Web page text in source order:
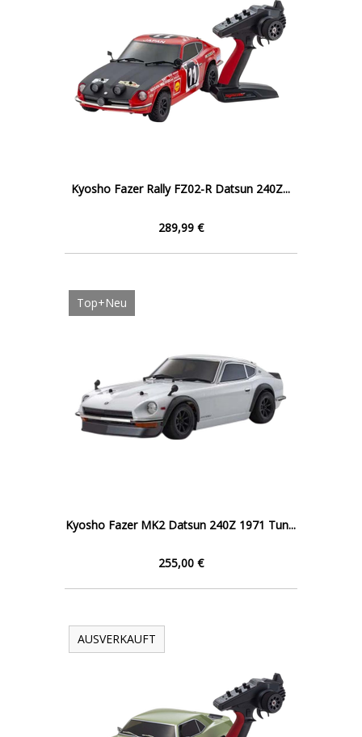
Kyosho Fazer Rally FZ02-R Datsun 240Z...
289,99 €
Top+Neu
Kyosho Fazer MK2 Datsun 240Z 1971 Tun...
255,00 €
AUSVERKAUFT